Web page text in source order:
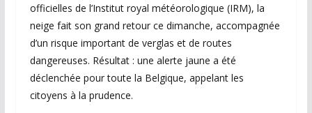
officielles de l’Institut royal météorologique (IRM), la
neige fait son grand retour ce dimanche, accompagnée
d’un risque important de verglas et de routes
dangereuses. Résultat : une alerte jaune a été
déclenchée pour toute la Belgique, appelant les
citoyens à la prudence.